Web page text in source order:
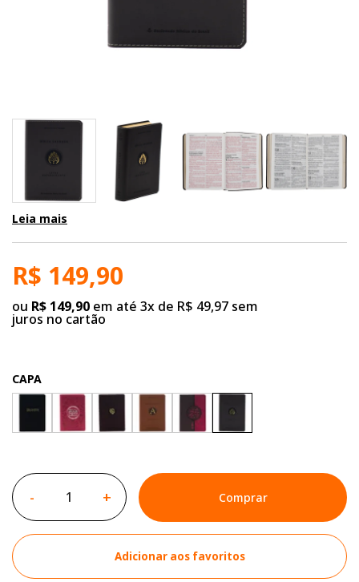
Leia mais
R$ 149,90
ou R$ 149,90 em até 3x de R$ 49,97 sem
juros no cartão
CAPA
- + Comprar
Adicionar aos favoritos